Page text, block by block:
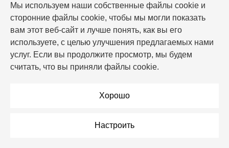
Код товара: 24059
Картридж HP 932XL, черный CN053AE
213,00 Br
Мы используем наши собственные файлы cookie и
сторонние файлы cookie, чтобы мы могли показать
вам этот веб-сайт и лучше понять, как вы его
используете, с целью улучшения предлагаемых нами
услуг. Если вы продолжите просмотр, мы будем
считать, что вы приняли файлы cookie.
Хорошо
Настроить